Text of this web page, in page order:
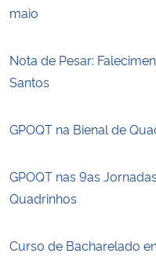
maio
Nota de Pesar:
Santos
GPOQT na Bienal de
GPOQT nas 9as
Quadrinhos
Curso de Bacharelado